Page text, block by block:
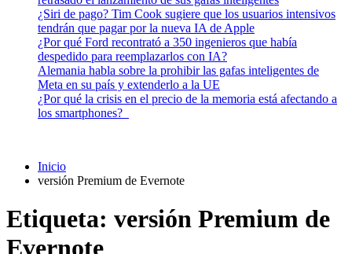
¿Siri de pago? Tim Cook sugiere que los usuarios intensivos
tendrán que pagar por la nueva IA de Apple
¿Por qué Ford recontrató a 350 ingenieros que había
despedido para reemplazarlos con IA?
Alemania habla sobre la prohibir las gafas inteligentes de
Meta en su país y extenderlo a la UE
¿Por qué la crisis en el precio de la memoria está afectando a
los smartphones?
Inicio
versión Premium de Evernote
Etiqueta: versión Premium de
Evernote